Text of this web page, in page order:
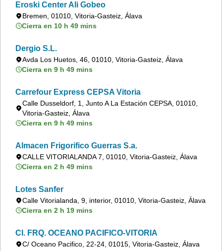
Eroski Center Ali Gobeo
Bremen, 01010, Vitoria-Gasteiz, Álava
Cierra en 10 h 49 mins
Dergio S.L.
Avda Los Huetos, 46, 01010, Vitoria-Gasteiz, Álava
Cierra en 9 h 49 mins
Carrefour Express CEPSA Vitoria
Calle Dusseldorf, 1, Junto A La Estación CEPSA, 01010,
Vitoria-Gasteiz, Álava
Cierra en 9 h 49 mins
Almacen Frigorifico Guerras S.a.
CALLE VITORIALANDA 7, 01010, Vitoria-Gasteiz, Álava
Cierra en 2 h 49 mins
Lotes Sanfer
Calle Vitorialanda, 9, interior, 01010, Vitoria-Gasteiz, Álava
Cierra en 2 h 19 mins
CI. FRQ. OCEANO PACIFICO-VITORIA
C/ Oceano Pacifico, 22-24, 01015, Vitoria-Gasteiz, Álava